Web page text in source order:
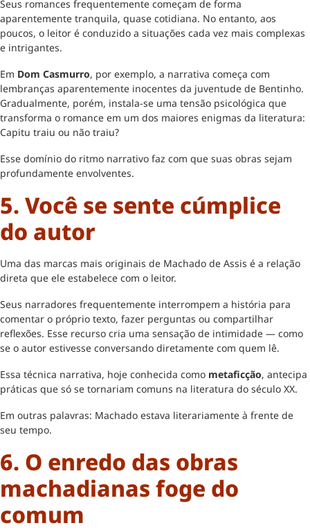
Seus romances frequentemente começam de forma
aparentemente tranquila, quase cotidiana. No entanto, aos
poucos, o leitor é conduzido a situações cada vez mais complexas
e intrigantes.
Em Dom Casmurro, por exemplo, a narrativa começa com
lembranças aparentemente inocentes da juventude de Bentinho.
Gradualmente, porém, instala-se uma tensão psicológica que
transforma o romance em um dos maiores enigmas da literatura:
Capitu traiu ou não traiu?
Esse domínio do ritmo narrativo faz com que suas obras sejam
profundamente envolventes.
5. Você se sente cúmplice
do autor
Uma das marcas mais originais de Machado de Assis é a relação
direta que ele estabelece com o leitor.
Seus narradores frequentemente interrompem a história para
comentar o próprio texto, fazer perguntas ou compartilhar
reflexões. Esse recurso cria uma sensação de intimidade — como
se o autor estivesse conversando diretamente com quem lê.
Essa técnica narrativa, hoje conhecida como metaficção, antecipa
práticas que só se tornariam comuns na literatura do século XX.
Em outras palavras: Machado estava literariamente à frente de
seu tempo.
6. O enredo das obras
machadianas foge do
comum